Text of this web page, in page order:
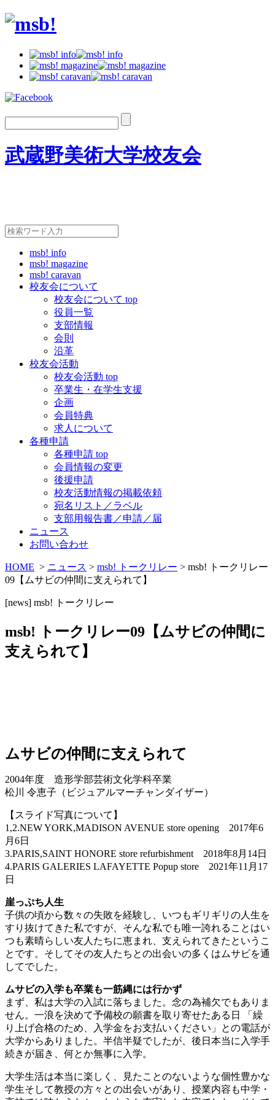
武蔵野美術大学校友会
msb! info
msb! magazine
msb! caravan
校友会について
校友会について top
役員一覧
支部情報
会則
沿革
校友会活動
校友会活動 top
卒業生・在学生支援
企画
会員特典
求人について
各種申請
各種申請 top
会員情報の変更
後援申請
校友活動情報の掲載依頼
宛名リスト／ラベル
支部用報告書／申請／届
ニュース
お問い合わせ
HOME > ニュース > msb! トークリレー > msb! トークリレー
09【ムサビの仲間に支えられて】
[news] msb! トークリレー
msb! トークリレー09【ムサビの仲間に
支えられて】
ムサビの仲間に支えられて
2004年度 造形学部芸術文化学科卒業
松川 令恵子（ビジュアルマーチャンダイザー）
【スライド写真について】
1,2.NEW YORK,MADISON AVENUE store opening 2017年6
月6日
3.PARIS,SAINT HONORE store refurbishment 2018年8月14日
4.PARIS GALERIES LAFAYETTE Popup store 2021年11月17
日
崖っぷち人生
子供の頃から数々の失敗を経験し、いつもギリギリの人生を
すり抜けてきた私ですが、そんな私でも唯一誇れることはい
つも素晴らしい友人たちに恵まれ、支えられてきたというこ
とです。そしてその友人たちとの出会いの多くはムサビを通
してでした。
ムサビの入学も卒業も一筋縄には行かず
まず、私は大学の入試に落ちました。念の為補欠でもありま
せん。一浪を決めて予備校の願書を取り寄せたある日 「繰
り上げ合格のため、入学金をお支払いください」との電話が
大学からありました。半信半疑でしたが、後日本当に入学手
続きが届き、何とか無事に入学。
大学生活は本当に楽しく、見たことのないような個性豊かな
学生そして教授の方々との出会いがあり、授業内容も中学・